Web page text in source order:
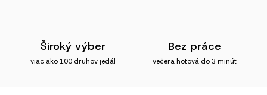
Široký výber
viac ako 100 druhov jedál
Bez práce
večera hotová do 3 minút